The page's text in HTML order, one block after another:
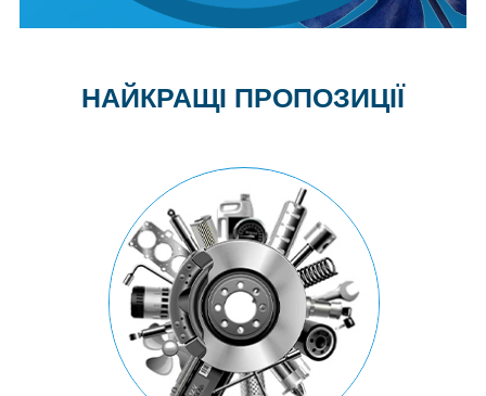
НАЙКРАЩІ ПРОПОЗИЦІЇ